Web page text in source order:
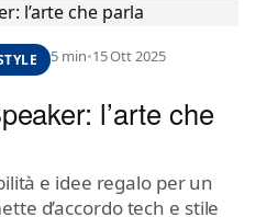
5 min•15 Ott 2025
l’arte che
e idee regalo per un
d’accordo tech e stile